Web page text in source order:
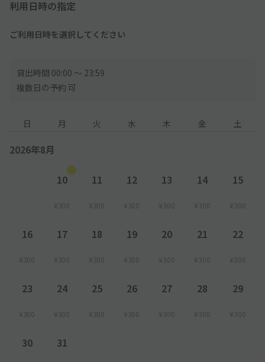
利用日時の指定
ご利用日時を選択してください
貸出時間 00:00 〜 23:59
複数日の予約 可
日 月 火 水 木 金 土
2026年8月
10
¥300
11
¥300
12
¥300
13
¥300
14
¥300
15
¥300
16
¥300
17
¥300
18
¥300
19
¥300
20
¥300
21
¥300
22
¥300
23
¥300
24
¥300
25
¥300
26
¥300
27
¥300
28
¥300
29
¥300
30 31